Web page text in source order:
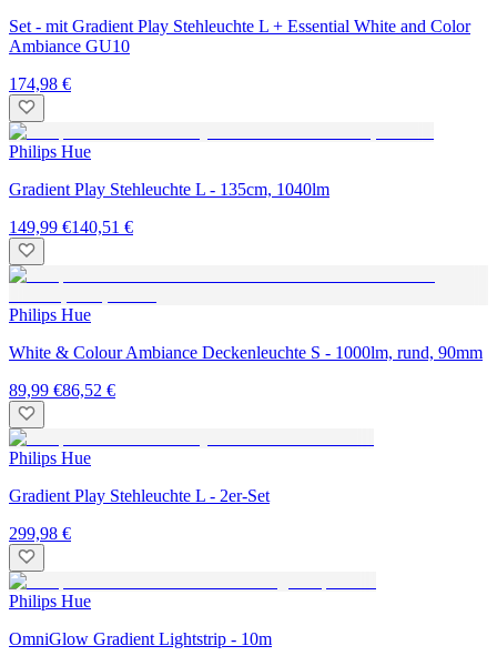
Set - mit Gradient Play Stehleuchte L + Essential White and Color
Ambiance GU10
174,98 €
Philips Hue
Gradient Play Stehleuchte L - 135cm, 1040lm
149,99 €140,51 €
Philips Hue
White & Colour Ambiance Deckenleuchte S - 1000lm, rund, 90mm
89,99 €86,52 €
Philips Hue
Gradient Play Stehleuchte L - 2er-Set
299,98 €
Philips Hue
OmniGlow Gradient Lightstrip - 10m